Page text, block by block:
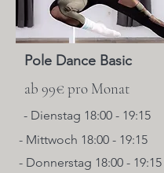
Pole Dance Basic
ab 99€ pro Monat
- Dienstag 18:00 - 19:15
- Mittwoch 18:00 - 19:15
- Donnerstag 18:00 - 19:15